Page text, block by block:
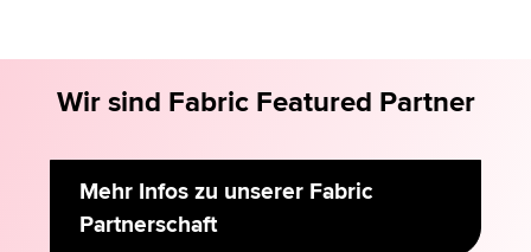
Wir sind Fabric Featured Partner
Mehr Infos zu unserer Fabric
Partnerschaft